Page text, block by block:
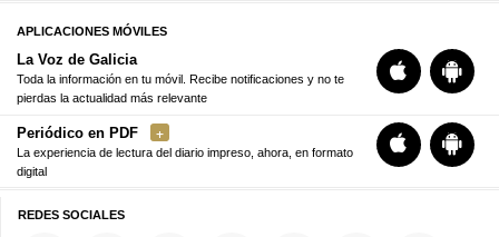
APLICACIONES MÓVILES
La Voz de Galicia
Toda la información en tu móvil. Recibe notificaciones y no te
pierdas la actualidad más relevante
Periódico en PDF
La experiencia de lectura del diario impreso, ahora, en formato
digital
REDES SOCIALES